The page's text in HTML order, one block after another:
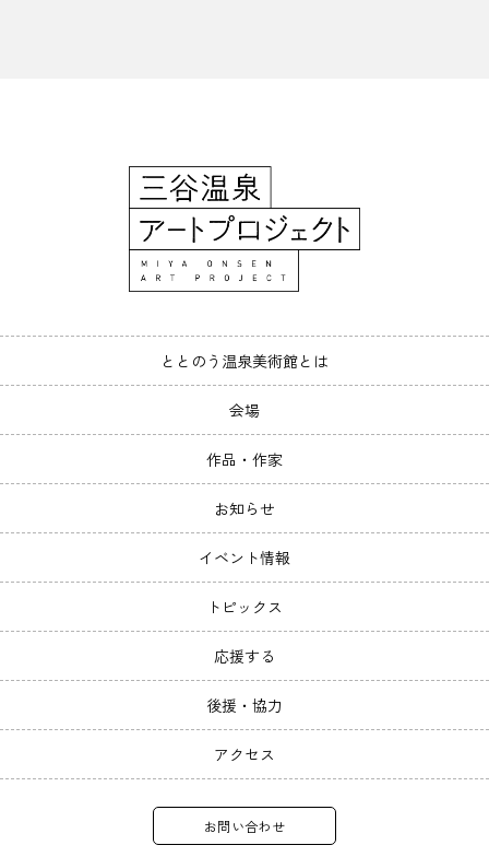
ととのう温泉美術館とは
会場
作品・作家
お知らせ
イベント情報
トピックス
応援する
後援・協力
アクセス
お問い合わせ